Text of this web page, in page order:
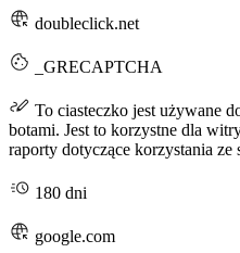
doubleclick.net
_GRECAPTCHA
To ciasteczko jest używane
botami. Jest to korzystne dla
raporty dotyczące korzystania
180 dni
google.com